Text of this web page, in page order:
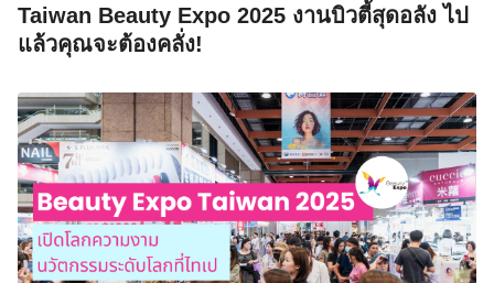
Taiwan Beauty Expo 2025 งานบิวตี้สุดอลัง ไป
แล้วคุณจะต้องคลั่ง!